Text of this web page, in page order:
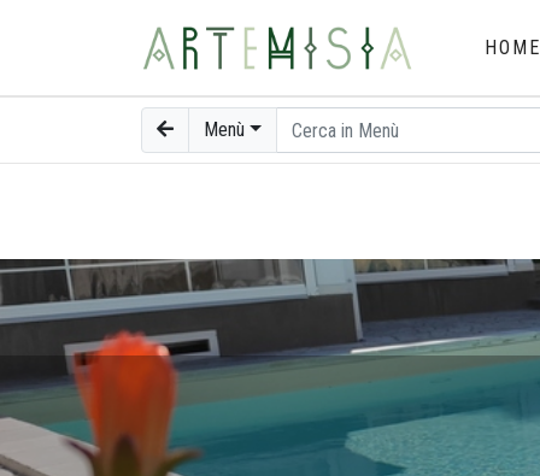
HOME
Menù